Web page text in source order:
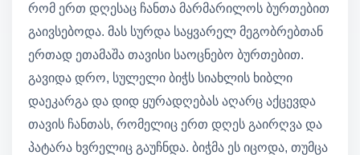
რომ ერთ დღესაც ჩანთა მარმარილოს ბურთებით
გაივსებოდა. მას სურდა საყვარელ მეგობრებთან
ერთად ეთამაშა თავისი საოცნებო ბურთებით.
გავიდა დრო, სულელი ბიჭს სიახლის ხიბლი
დაეკარგა და დიდ ყურადღებას აღარც აქცევდა
თავის ჩანთას, რომელიც ერთ დღეს გაირღვა და
პატარა ხვრელიც გაუჩნდა. ბიჭმა ეს იცოდა, თუმცა